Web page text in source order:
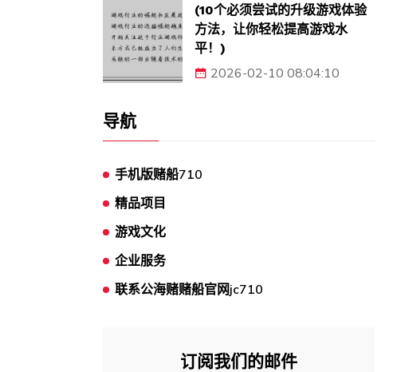
(10个必须尝试的升级游戏体验
方法，让你轻松提高游戏水
平！)
2026-02-10 08:04:10
导航
手机版赌船710
精品项目
游戏文化
企业服务
联系公海赌赌船官网jc710
订阅我们的邮件